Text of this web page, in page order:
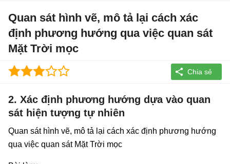
Quan sát hình vẽ, mô tả lại cách xác
định phương hướng qua việc quan sát
Mặt Trời mọc
2. Xác định phương hướng dựa vào quan
sát hiện tượng tự nhiên
Quan sát hình vẽ, mô tả lại cách xác định phương hướng
qua việc quan sát Mặt Trời mọc